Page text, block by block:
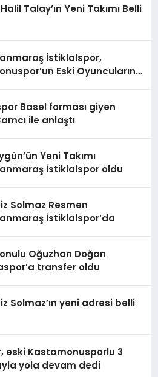
Talay’ın Yeni Takımı Belli
İstiklalspor,
Eski Oyuncularını
Basel forması giyen
ile anlaştı
Yeni Takımı
İstiklalspor oldu
Solmaz Resmen
İstiklalspor’da
Oğuzhan Doğan
transfer oldu
Solmaz’ın yeni adresi belli
eski Kastamonusporlu 3
yola devam dedi